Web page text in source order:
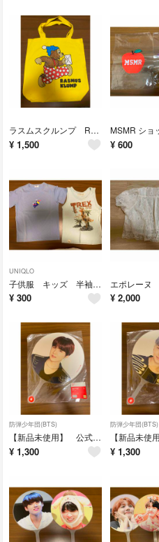
ラスムスクルンプ RASMUS KLUMP トートバッグ イエロー 黄色
¥ 1,500 ¥ 600
UNIQLO
子供服 キッズ 半袖 ノースリーブ Tシャツ 120cm 男の子 ブルー 2枚
¥ 300 ¥ 2,000
防弾少年団(BTS)
【新品未使用】 公式 BTS SUGA ユンギ YOONGI SYS うちわ
¥ 1,300
防弾少年団(BTS)
¥ 1,300